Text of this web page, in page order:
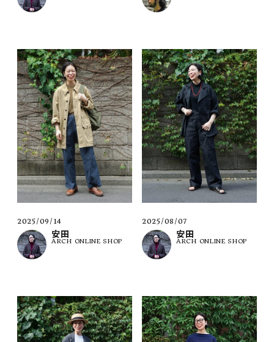
2025/09/14
安田
ARCH ONLINE SHOP
2025/08/07
安田
ARCH ONLINE SHOP